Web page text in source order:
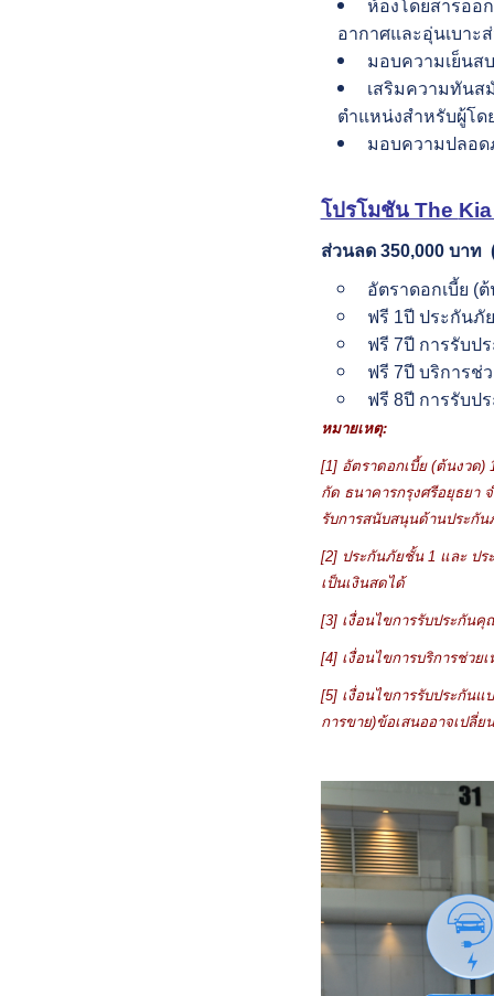
ห้องโดยสารออ
อากาศและอุ่นเบาะ
มอบความเย็นส
เสริมความทันส
ตำแหน่งสำหรับผู้โด
มอบความปลอด
โปรโมชัน The
ส่วนลด 350,000 บาท
อัตราดอกเบี้ย (
ฟรี 1ปี ประกันภั
ฟรี 7ปี การรับป
ฟรี 7ปี บริการช่
ฟรี 8ปี การรับป
หมายเหตุ:
[1] อัตราดอกเบี้ย (ต้นงวด)
กัด ธนาคารกรุงศรีอยุธยา
รับการสนับสนุนด้านประกัน
[2] ประกันภัยชั้น 1 และ ปร
เป็นเงินสดได้
[3] เงื่อนไขการรับประกัน
[4] เงื่อนไขการบริการช่วย
[5] เงื่อนไขการรับประกันแ
การขาย)ข้อเสนออาจเปลี่